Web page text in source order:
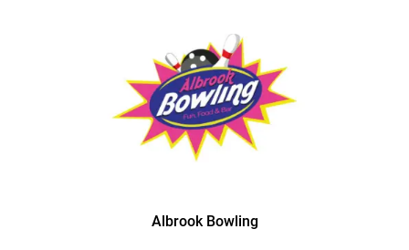
Albrook Bowling